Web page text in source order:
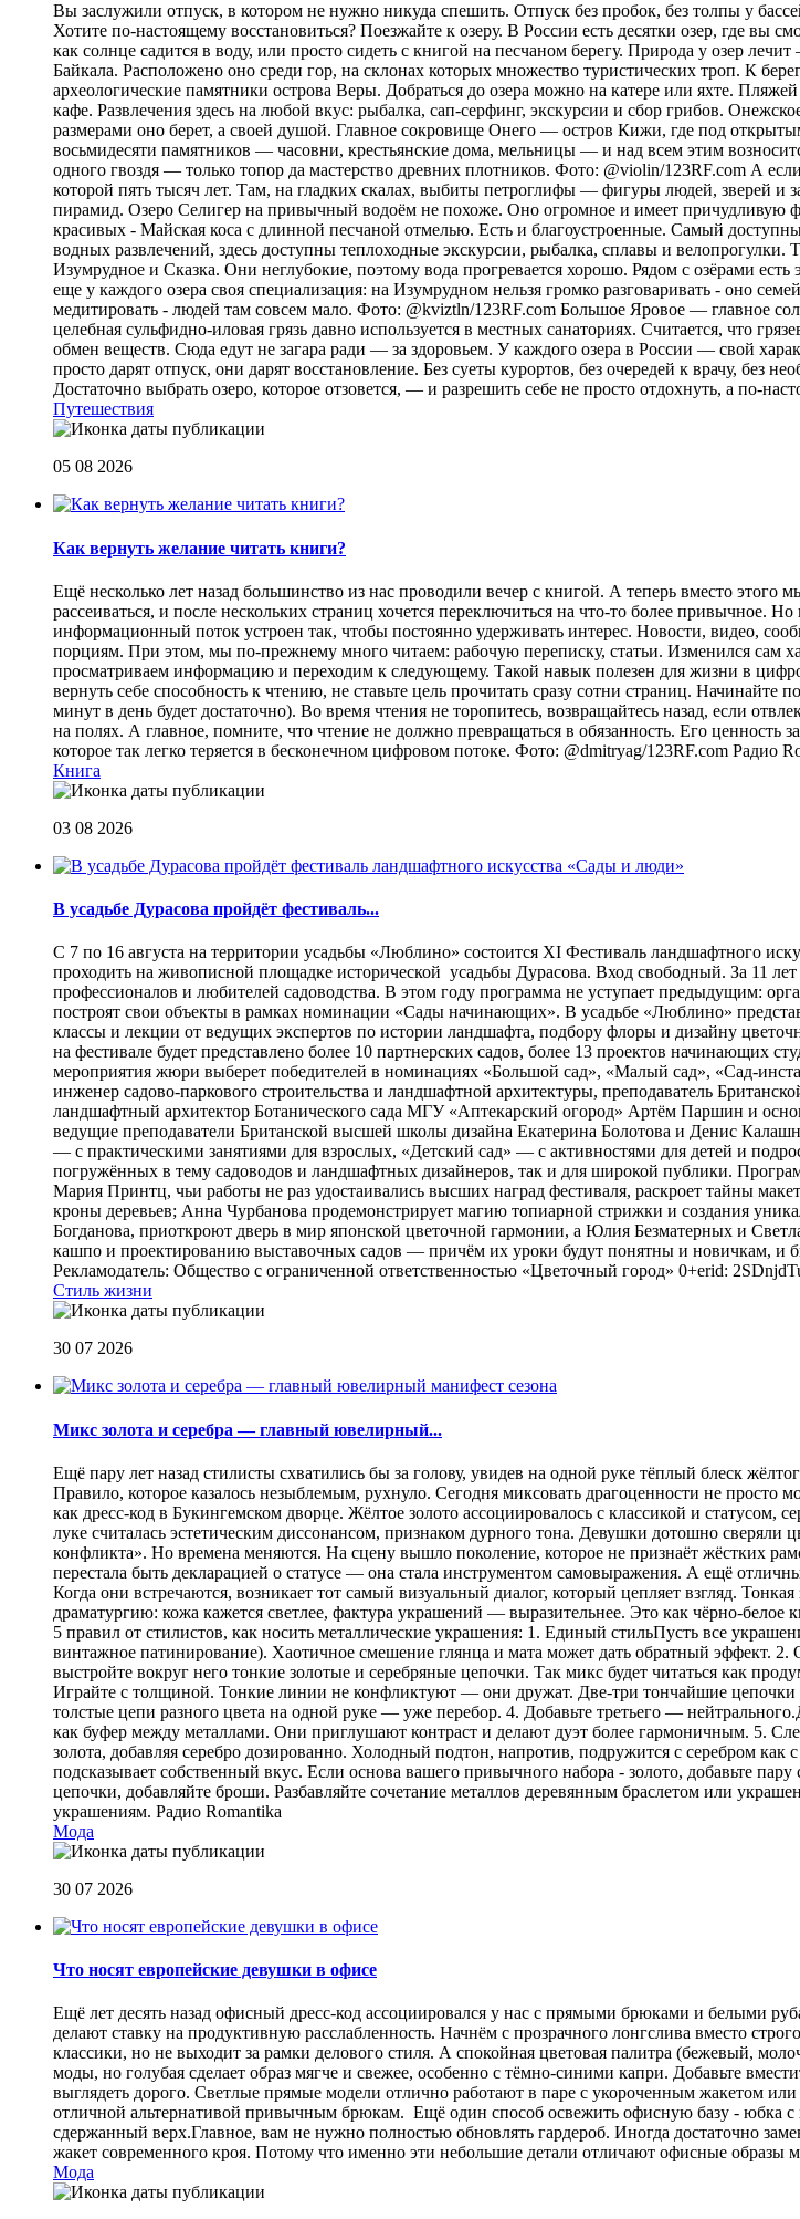
Вы заслужили отпуск, в котором не нужно никуда спешить. Отпуск без пробок, без толпы у
Хотите по-настоящему восстановиться? Поезжайте к озеру. В России есть десятки озер, где вы
как солнце садится в воду, или просто сидеть с книгой на песчаном берегу. Природа у озер
Байкала. Расположено оно среди гор, на склонах которых множество туристических троп. К
археологические памятники острова Веры. Добраться до озера можно на катере или яхте.
кафе. Развлечения здесь на любой вкус: рыбалка, сап-серфинг, экскурсии и сбор грибов.
размерами оно берет, а своей душой. Главное сокровище Онего — остров Кижи, где под
восьмидесяти памятников — часовни, крестьянские дома, мельницы — и над всем этим
одного гвоздя — только топор да мастерство древних плотников. Фото: @violin/123RF.com А
которой пять тысяч лет. Там, на гладких скалах, выбиты петроглифы — фигуры людей, зверей и
пирамид. Озеро Селигер на привычный водоём не похоже. Оно огромное и имеет причудливую
красивых - Майская коса с длинной песчаной отмелью. Есть и благоустроенные. Самый
водных развлечений, здесь доступны теплоходные экскурсии, рыбалка, сплавы и
Изумрудное и Сказка. Они неглубокие, поэтому вода прогревается хорошо. Рядом с озёрами
еще у каждого озера своя специализация: на Изумрудном нельзя громко разговаривать - оно
медитировать - людей там совсем мало. Фото: @kviztln/123RF.com Большое Яровое — главное
целебная сульфидно-иловая грязь давно используется в местных санаториях. Считается, что
обмен веществ. Сюда едут не загара ради — за здоровьем. У каждого озера в России — свой
просто дарят отпуск, они дарят восстановление. Без суеты курортов, без очередей к врачу, без
Достаточно выбрать озеро, которое отзовется, — и разрешить себе не просто отдохнуть, а по-
Путешествия
05 08 2026
Как вернуть желание читать книги?
Eщё несколько лет назад большинство из нас проводили вечер с книгой. А теперь вместо
рассеиваться, и после нескольких страниц хочется переключиться на что-то более привычное.
информационный поток устроен так, чтобы постоянно удерживать интерес. Новости, видео,
порциям. При этом, мы по-прежнему много читаем: рабочую переписку, статьи. Изменился сам
просматриваем информацию и переходим к следующему. Такой навык полезен для жизни в
вернуть себе способность к чтению, не ставьте цель прочитать сразу сотни страниц.
минут в день будет достаточно). Во время чтения не торопитесь, возвращайтесь назад, если
на полях. А главное, помните, что чтение не должно превращаться в обязанность. Его ценность
которое так легко теряется в бесконечном цифровом потоке. Фото: @dmitryag/123RF.com Радио
Книга
03 08 2026
В усадьбе Дурасова пройдёт фестиваль...
С 7 по 16 августа на территории усадьбы «Люблино» состоится XI Фестиваль ландшафтного
проходить на живописной площадке исторической усадьбы Дурасова. Вход свободный. За 11
профессионалов и любителей садоводства. В этом году программа не уступает предыдущим:
построят свои объекты в рамках номинации «Сады начинающих». В усадьбе «Люблино»
классы и лекции от ведущих экспертов по истории ландшафта, подбору флоры и дизайну
на фестивале будет представлено более 10 партнерских садов, более 13 проектов начинающих
мероприятия жюри выберет победителей в номинациях «Большой сад», «Малый сад», «Сад-
инженер садово-паркового строительства и ландшафтной архитектуры, преподаватель
ландшафтный архитектор Ботанического сада МГУ «Аптекарский огород» Артём Паршин и
ведущие преподаватели Британской высшей школы дизайна Екатерина Болотова и Денис
— с практическими занятиями для взрослых, «Детский сад» — с активностями для детей и
погружённых в тему садоводов и ландшафтных дизайнеров, так и для широкой публики.
Мария Принтц, чьи работы не раз удостаивались высших наград фестиваля, раскроет тайны
кроны деревьев; Анна Чурбанова продемонстрирует магию топиарной стрижки и создания
Богданова, приоткроют дверь в мир японской цветочной гармонии, а Юлия Безматерных и
кашпо и проектированию выставочных садов — причём их уроки будут понятны и новичкам,
Рекламодатель: Общество с ограниченной ответственностью «Цветочный город» 0+erid:
Стиль жизни
30 07 2026
Микс золота и серебра — главный ювелирный...
Ещё пару лет назад стилисты схватились бы за голову, увидев на одной руке тёплый блеск
Правило, которое казалось незыблемым, рухнуло. Сегодня миксовать драгоценности не
как дресс-код в Букингемском дворце. Жёлтое золото ассоциировалось с классикой и
луке считалась эстетическим диссонансом, признаком дурного тона. Девушки дотошно
конфликта». Но времена меняются. На сцену вышло поколение, которое не признаёт жёстких
перестала быть декларацией о статусе — она стала инструментом самовыражения. А ещё
Когда они встречаются, возникает тот самый визуальный диалог, который цепляет взгляд.
драматургию: кожа кажется светлее, фактура украшений — выразительнее. Это как чёрно-
5 правил от стилистов, как носить металлические украшения: 1. Единый стильПусть все
винтажное патинирование). Хаотичное смешение глянца и мата может дать обратный эффект.
выстройте вокруг него тонкие золотые и серебряные цепочки. Так микс будет читаться как
Играйте с толщиной. Тонкие линии не конфликтуют — они дружат. Две-три тончайшие цепочки
толстые цепи разного цвета на одной руке — уже перебор. 4. Добавьте третьего —
как буфер между металлами. Они приглушают контраст и делают дуэт более гармоничным. 5.
золота, добавляя серебро дозированно. Холодный подтон, напротив, подружится с серебром как
подсказывает собственный вкус. Если основа вашего привычного набора - золото, добавьте
цепочки, добавляйте броши. Разбавляйте сочетание металлов деревянным браслетом или
украшениям. Радио Romantika
Мода
30 07 2026
Что носят европейские девушки в офисе
Ещё лет десять назад офисный дресс-код ассоциировался у нас с прямыми брюками и белыми
делают ставку на продуктивную расслабленность. Начнём с прозрачного лонгслива вместо
классики, но не выходит за рамки делового стиля. А спокойная цветовая палитра (бежевый,
моды, но голубая сделает образ мягче и свежее, особенно с тёмно-синими капри. Добавьте
выглядеть дорого. Светлые прямые модели отлично работают в паре с укороченным жакетом
отличной альтернативой привычным брюкам. Ещё один способ освежить офисную базу - юбка
сдержанный верх.Главное, вам не нужно полностью обновлять гардероб. Иногда достаточно
жакет современного кроя. Потому что именно эти небольшие детали отличают офисные
Мода